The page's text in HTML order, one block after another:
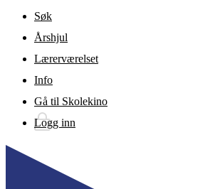
Gå til hovedinnhold
Søk
Årshjul
Lærerværelset
Info
Gå til Skolekino
Logg inn